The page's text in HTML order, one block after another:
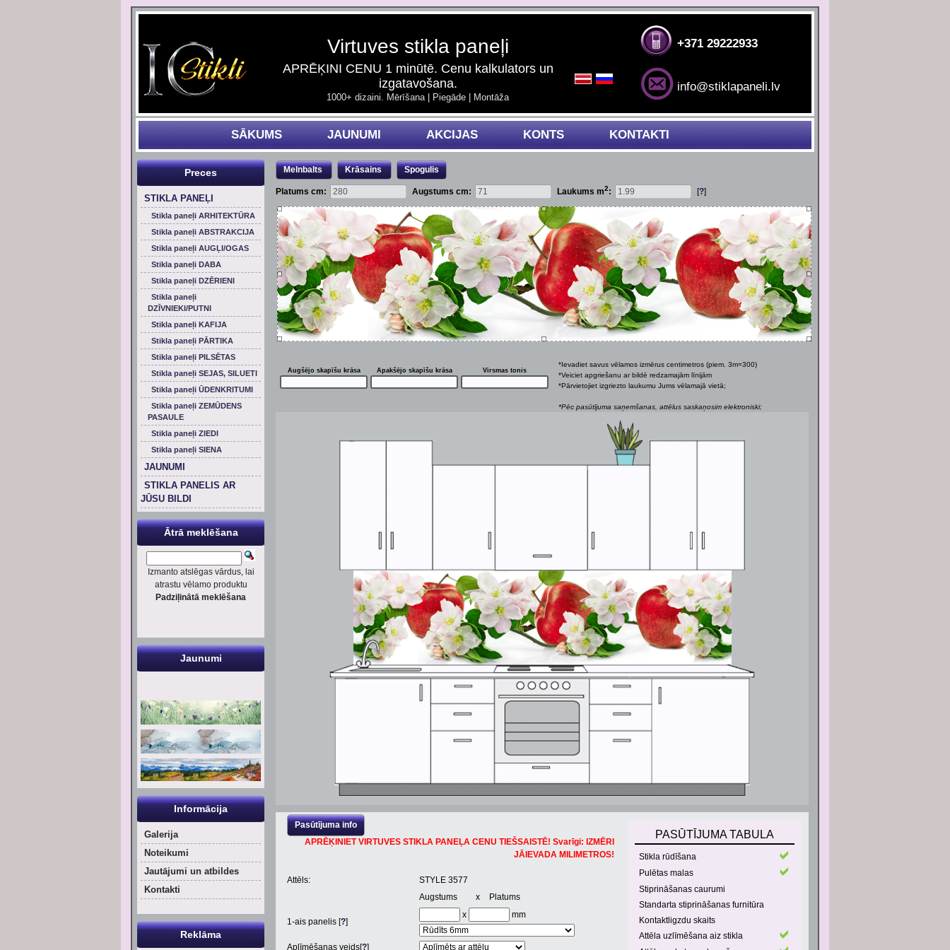
Virtuves stikla paneļi
APRĒĶINI CENU 1 minūtē. Cenu kalkulators un
izgatavošana.
1000+ dizaini. Mērīšana | Piegāde | Montāža
+371 29222933
info@stiklapaneli.lv
SĀKUMS JAUNUMI AKCIJAS KONTS KONTAKTI
Melnbalts Krāsains Spogulis
Platums cm: Augstums cm: Laukums m2: [?]
Augšējo skapīšu krāsa Apakšējo skapīšu krāsa Virsmas tonis
*Ievadiet savus vēlamos izmērus centimetros (piem. 3m=300)
*Veiciet apgriešanu ar bildē redzamajām līnijām
*Pārvietojiet izgriezto laukumu Jums vēlamajā vietā;
*Pēc pasūtījuma saņemšanas, attēlus saskaņosim elektroniski;
Pasūtījuma info
APRĒĶINIET VIRTUVES STIKLA PANEĻA CENU TIEŠSAISTĒ! Svarīgi: IZMĒRI
JĀIEVADA MILIMETROS!
Attēls:
STYLE 3577
Augstums
x Platums
1-ais panelis [?]
x mm
Aplīmēšanas veids[?]
PASŪTĪJUMA TABULA
Stikla rūdīšana
Pulētas malas
Stiprināšanas caurumi
Standarta stiprināšanas furnitūra
Kontaktligzdu skaits
Attēla uzlīmēšana aiz stikla
Preces
STIKLA PANEĻI
Stikla paneļi ARHITEKTŪRA
Stikla paneļi ABSTRAKCIJA
Stikla paneļi AUGĻI/OGAS
Stikla paneļi DABA
Stikla paneļi DZĒRIENI
Stikla paneļi
DZĪVNIEKI/PUTNI
Stikla paneļi KAFIJA
Stikla paneļi PĀRTIKA
Stikla paneļi PILSĒTAS
Stikla paneļi SEJAS, SILUETI
Stikla paneļi ŪDENKRITUMI
Stikla paneļi ZEMŪDENS
PASAULE
Stikla paneļi ZIEDI
Stikla paneļi SIENA
JAUNUMI
STIKLA PANELIS AR
JŪSU BILDI
Ātrā meklēšana
Izmanto atslēgas vārdus, lai
atrastu vēlamo produktu
Padziļinātā meklēšana
Jaunumi
Informācija
Galerija
Noteikumi
Jautājumi un atbildes
Kontakti
Reklāma